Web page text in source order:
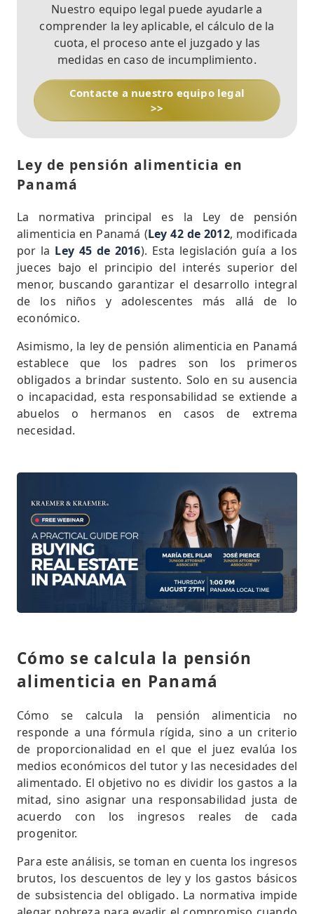
Nuestro equipo legal puede ayudarle a
comprender la ley aplicable, el cálculo de la
cuota, el proceso ante el juzgado y las
medidas en caso de incumplimiento.
Contacte a nuestro equipo legal
>>
Ley de pensión alimenticia en
Panamá
La normativa principal es la Ley de pensión
alimenticia en Panamá (Ley 42 de 2012, modificada
por la Ley 45 de 2016). Esta legislación guía a los
jueces bajo el principio del interés superior del
menor, buscando garantizar el desarrollo integral
de los niños y adolescentes más allá de lo
económico.
Asimismo, la ley de pensión alimenticia en Panamá
establece que los padres son los primeros
obligados a brindar sustento. Solo en su ausencia
o incapacidad, esta responsabilidad se extiende a
abuelos o hermanos en casos de extrema
necesidad.
Cómo se calcula la pensión
alimenticia en Panamá
Cómo se calcula la pensión alimenticia no
responde a una fórmula rígida, sino a un criterio
de proporcionalidad en el que el juez evalúa los
medios económicos del tutor y las necesidades del
alimentado. El objetivo no es dividir los gastos a la
mitad, sino asignar una responsabilidad justa de
acuerdo con los ingresos reales de cada
progenitor.
Para este análisis, se toman en cuenta los ingresos
brutos, los descuentos de ley y los gastos básicos
de subsistencia del obligado. La normativa impide